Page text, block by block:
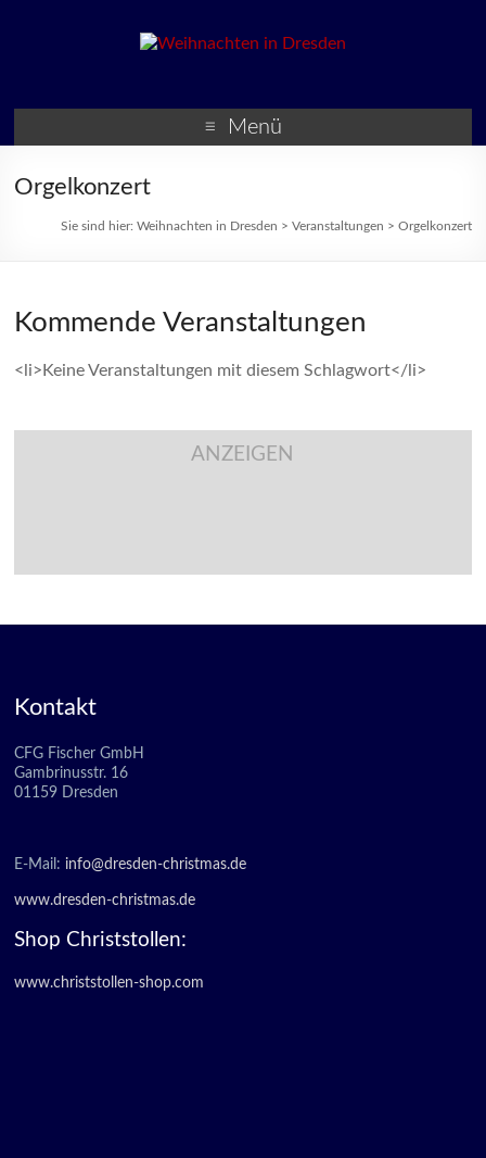
Veranstaltungen zur
Weihnachtszeit
Menü
Orgelkonzert
Sie sind hier: Weihnachten in Dresden > Veranstaltungen > Orgelkonzert
Kommende Veranstaltungen
<li>Keine Veranstaltungen mit diesem Schlagwort</li>
ANZEIGEN
Kontakt
CFG Fischer GmbH
Gambrinusstr. 16
01159 Dresden
E-Mail: info@dresden-christmas.de
www.dresden-christmas.de
Shop Christstollen:
www.christstollen-shop.com